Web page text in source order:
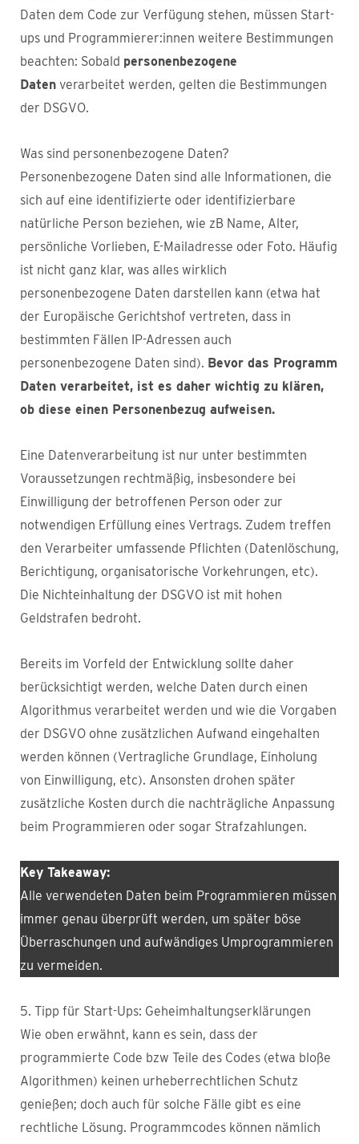
Daten dem Code zur Verfügung stehen, müssen Start-
ups und Programmierer:innen weitere Bestimmungen
beachten: Sobald personenbezogene
Daten verarbeitet werden, gelten die Bestimmungen
der DSGVO.
Was sind personenbezogene Daten?
Personenbezogene Daten sind alle Informationen, die
sich auf eine identifizierte oder identifizierbare
natürliche Person beziehen, wie zB Name, Alter,
persönliche Vorlieben, E-Mailadresse oder Foto. Häufig
ist nicht ganz klar, was alles wirklich
personenbezogene Daten darstellen kann (etwa hat
der Europäische Gerichtshof vertreten, dass in
bestimmten Fällen IP-Adressen auch
personenbezogene Daten sind). Bevor das Programm
Daten verarbeitet, ist es daher wichtig zu klären,
ob diese einen Personenbezug aufweisen.
Eine Datenverarbeitung ist nur unter bestimmten
Voraussetzungen rechtmäßig, insbesondere bei
Einwilligung der betroffenen Person oder zur
notwendigen Erfüllung eines Vertrags. Zudem treffen
den Verarbeiter umfassende Pflichten (Datenlöschung,
Berichtigung, organisatorische Vorkehrungen, etc).
Die Nichteinhaltung der DSGVO ist mit hohen
Geldstrafen bedroht.
Bereits im Vorfeld der Entwicklung sollte daher
berücksichtigt werden, welche Daten durch einen
Algorithmus verarbeitet werden und wie die Vorgaben
der DSGVO ohne zusätzlichen Aufwand eingehalten
werden können (Vertragliche Grundlage, Einholung
von Einwilligung, etc). Ansonsten drohen später
zusätzliche Kosten durch die nachträgliche Anpassung
beim Programmieren oder sogar Strafzahlungen.
Key Takeaway:
Alle verwendeten Daten beim Programmieren müssen
immer genau überprüft werden, um später böse
Überraschungen und aufwändiges Umprogrammieren
zu vermeiden.
5. Tipp für Start-Ups: Geheimhaltungserklärungen
Wie oben erwähnt, kann es sein, dass der
programmierte Code bzw Teile des Codes (etwa bloße
Algorithmen) keinen urheberrechtlichen Schutz
genießen; doch auch für solche Fälle gibt es eine
rechtliche Lösung. Programmcodes können nämlich